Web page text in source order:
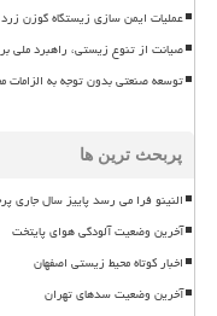
عملیات ایمن سازی زیستگاه گوزن
صیانت از تنوع زیستی، راهبرد ملی
توسعه صنعتی بدون توجه به الزامات
پربحث ترین ها
النینو فرا می رسد پاییز سال جاری
آخرین وضعیت آلودگی هوای پایتخت
اخبار کوتاه محیط زیستی اصفهان
آخرین وضعیت سدهای تهران